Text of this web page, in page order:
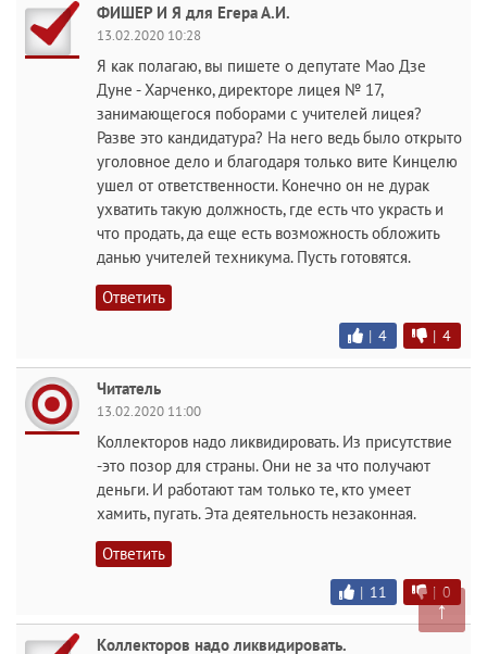
ФИШЕР И Я для Егера А.И.
13.02.2020 10:28
Я как полагаю, вы пишете о депутате Мао Дзе
Дуне - Харченко, директоре лицея № 17,
занимающегося поборами с учителей лицея?
Разве это кандидатура? На него ведь было открыто
уголовное дело и благодаря только вите Кинцелю
ушел от ответственности. Конечно он не дурак
ухватить такую должность, где есть что украсть и
что продать, да еще есть возможность обложить
данью учителей техникума. Пусть готовятся.
Ответить
| 4 | 4
Читатель
13.02.2020 11:00
Коллекторов надо ликвидировать. Из присутствие
-это позор для страны. Они не за что получают
деньги. И работают там только те, кто умеет
хамить, пугать. Эта деятельность незаконная.
Ответить
| 11 | 0
Коллекторов надо ликвидировать.
↑